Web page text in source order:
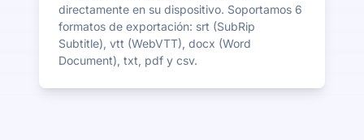
directamente en su dispositivo. Soportamos 6
formatos de exportación: srt (SubRip
Subtitle), vtt (WebVTT), docx (Word
Document), txt, pdf y csv.